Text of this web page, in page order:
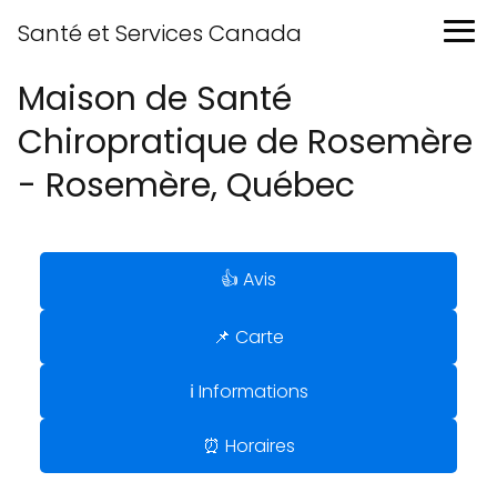
Santé et Services Canada
Maison de Santé
Chiropratique de Rosemère
- Rosemère, Québec
👍 Avis
📌 Carte
ℹ️ Informations
⏰ Horaires